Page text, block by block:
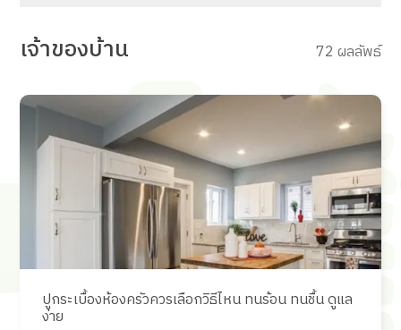
เจ้าของบ้าน 72 ผลลัพธ์
ปูกระเบื้องห้องครัวควรเลือกวิธีไหน ทนร้อน ทนชื้น ดูแล
ง่าย